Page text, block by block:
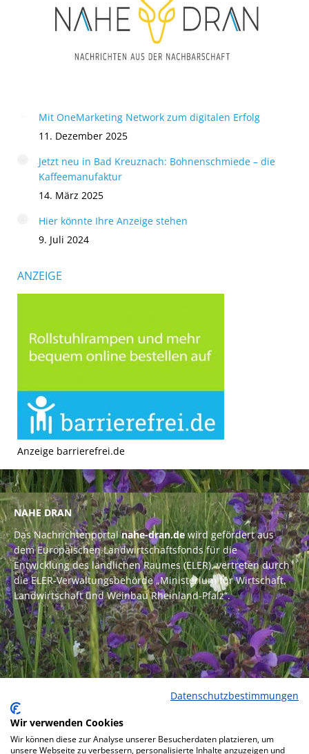
Mit OneMarketing Network zum digitalen Erfolg
11. Dezember 2025
Jetzt neu in Bad Kreuznach: Bohnenschmiede – die
Kaffeemanufaktur
14. März 2025
Hier könnte Ihre Anzeige stehen
9. Juli 2024
ANZEIGE
Anzeige barrierefrei.de
NAHE DRAN
Das Nachrichtenportalnahe-dran.dewird gefördert aus
dem Europäischen Landwirtschaftsfonds für die
Entwicklung des ländlichen Raumes (ELER), vertreten durch
die ELER-Verwaltungsbehörde „Ministerium für Wirtschaft,
Landwirtschaft und Weinbau Rheinland-Pfalz“.
Datenschutzbestimmungen
Wir verwenden Cookies
Wir können diese zur Analyse unserer Besucherdaten platzieren, um
unsere Webseite zu verbessern, personalisierte Inhalte anzuzeigen und